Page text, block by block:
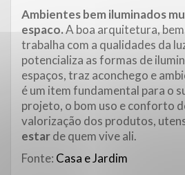
Ambientes bem iluminados
espaco.A boa arquitetura,
trabalha com a qualidades da
potencializa as formas de
espaços, traz aconchego e
é um item fundamental para o
projeto, o bom uso e conforto
valorização dos produtos,
estarde quem vive ali.
Fonte: Casa e Jardim